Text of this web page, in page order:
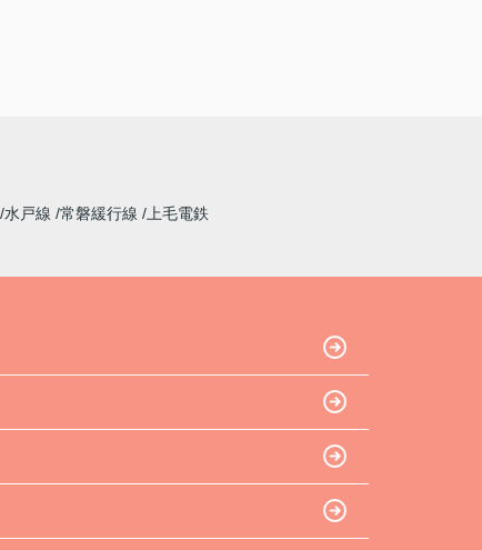
水戸線 常磐緩行線
上毛電鉄